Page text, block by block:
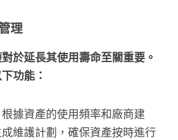
理
於延長其使用壽命至關重要。
功能：
根據資產的使用頻率和廠商建
維護計劃，確保資產按時進行